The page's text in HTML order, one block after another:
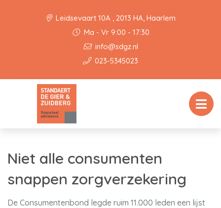
Leidsevaart 10A , 2013 HA, Haarlem
Ma - Vr 9:00 - 17:30
info@sdgz.nl
023-5345023
Niet alle consumenten
snappen zorgverzekering
De Consumentenbond legde ruim 11.000 leden een lijst